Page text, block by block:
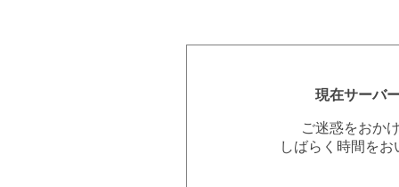
現在サーバ
ご迷惑をおか
しばらく時間を